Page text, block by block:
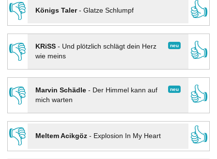
👎
Königs Taler- Glatze Schlumpf
👍
👎
neu
KRiSS- Und plötzlich schlägt dein Herz
wie meins
👍
👎 neu
Marvin Schädle- Der Himmel kann auf
mich warten
👍
👎
Meltem Acikgöz- Explosion In My Heart
👍